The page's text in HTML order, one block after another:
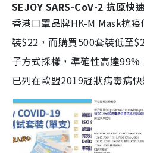
SEJOY SARS-CoV-2 抗原快
香港口罩品牌HK-M Mask抗
裝$22，而購買500套裝低至
子方式採樣，準確性高達
已列在歐盟2019冠狀病毒病